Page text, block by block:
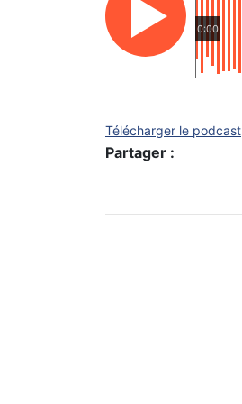
0:00
Télécharger le podcast
Partager :